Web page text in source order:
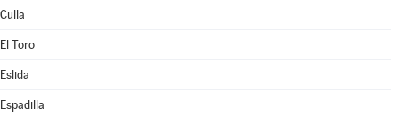
Culla
El Toro
Eslida
Espadilla